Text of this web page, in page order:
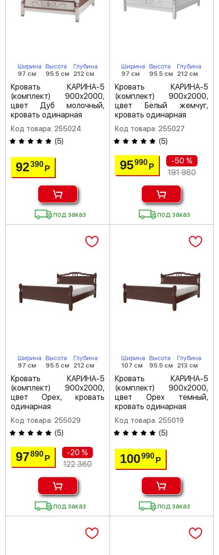
Ширина
97 см
Высота
95.5 см
Глубина
212 см
Кровать КАРИНА-5
(комплект) 900х2000,
цвет Дуб молочный,
кровать одинарная
Код товара: 255024
(5)
92390Р
под заказ
Ширина
97 см
Высота
95.5 см
Глубина
212 см
Кровать КАРИНА-5
(комплект) 900х2000,
цвет Белый жемчуг,
кровать одинарная
Код товара: 255027
(5)
95990 Р
-50 %
191 980
под заказ
Ширина
97 см
Высота
95.5 см
Глубина
212 см
Кровать КАРИНА-5
(комплект) 900х2000,
цвет Орех, кровать
одинарная
Код товара: 255029
(5)
97890Р
-20 %
122 360
под заказ
Ширина
107 см
Высота
95.5 см
Глубина
213 см
Кровать КАРИНА-5
(комплект) 900х2000,
цвет Орех темный,
кровать одинарная
Код товара: 255019
(5)
100990 Р
под заказ